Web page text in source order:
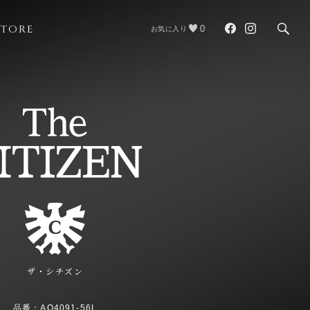
お気に入り 0
ザ・シチズン